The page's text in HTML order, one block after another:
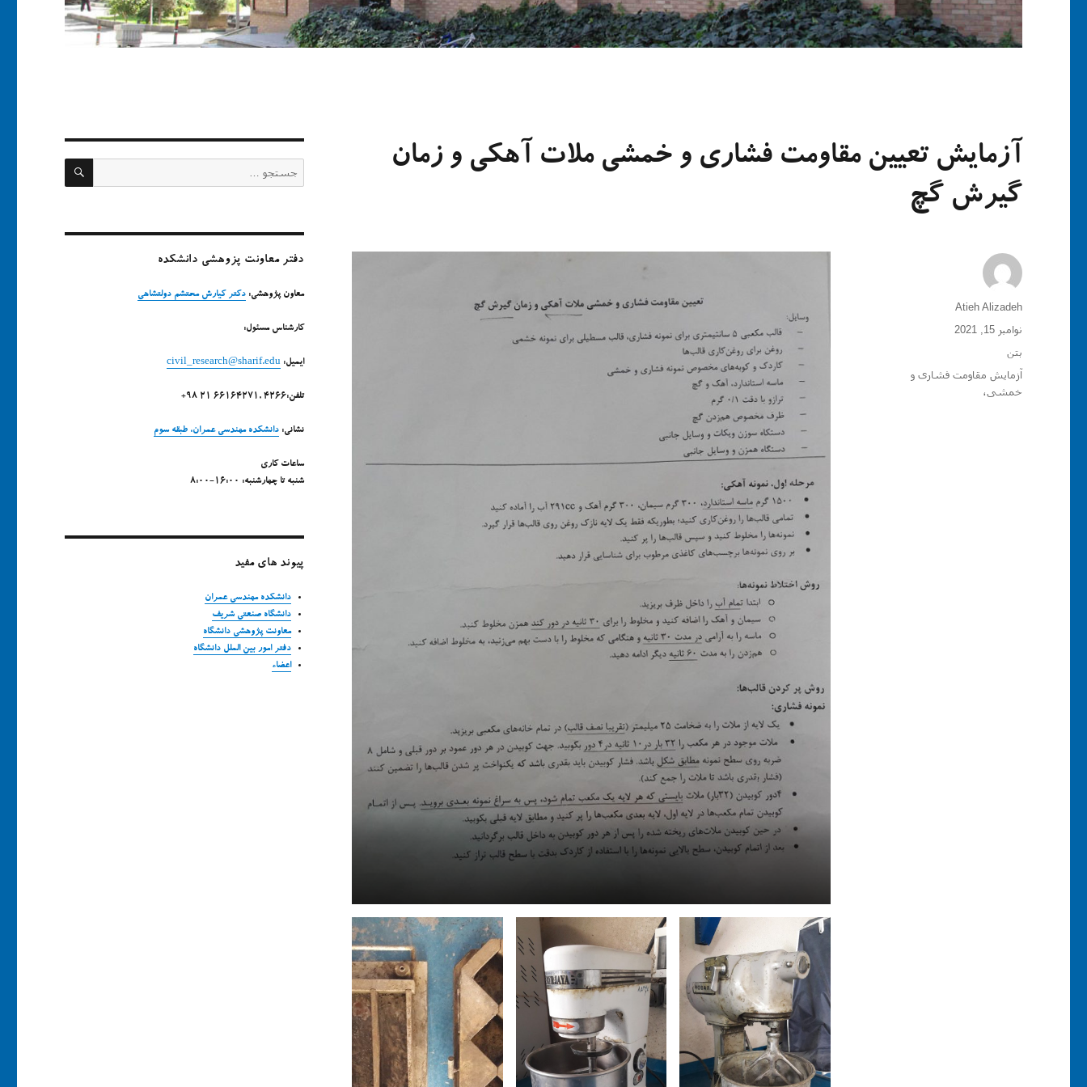
آزمایش تعیین مقاومت فشاری و خمشی ملات آهکی و زمان
گیرش گچ
نویسنده
Atieh Alizadeh
ارسال
نوامبر 15, 2021
دسته‌ها
بتن
برچسب‌ها
آزمایش مقاومت فشاری و
خمشی،
جستجو
دفتر معاونت پزوهشی دانشکده
معاون پژوهشی: دکتر کیارش محتشم دولتشاهی
کارشناس مسئول:
ایمیل: civil_research@sharif.edu
تلفن:4266 ,66164271 21 98+
نشانی: دانشکده مهندسی عمران، طبقه سوم
ساعات کاری
شنبه تا چهارشنبه: 16:00-8:00
پیوند های مفید
دانشکده مهندسی عمران
دانشگاه صنعتی شریف
معاونت پژوهشی دانشگاه
دفتر امور بین الملل دانشگاه
اعضاء